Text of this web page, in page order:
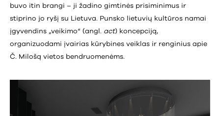
buvo itin brangi – ji žadino gimtinės prisiminimus ir
stiprino jo ryšį su Lietuva. Punsko lietuvių kultūros namai
įgyvendins „veikimo“ (angl. act) koncepciją,
organizuodami įvairias kūrybines veiklas ir renginius apie
Č. Milošą vietos bendruomenėms.